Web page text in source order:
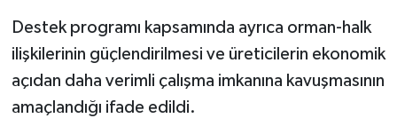
Destek programı kapsamında ayrıca orman-halk
ilişkilerinin güçlendirilmesi ve üreticilerin ekonomik
açıdan daha verimli çalışma imkanına kavuşmasının
amaçlandığı ifade edildi.